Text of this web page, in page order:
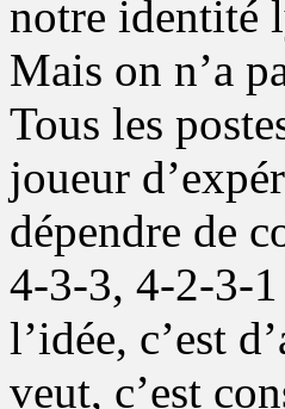
notre identité
Mais on n’a
Tous les
joueur
dépendre de
4-3-3, 4-2-3-1
l’idée, c’est
veut, c’est